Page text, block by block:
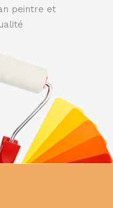
peintre et